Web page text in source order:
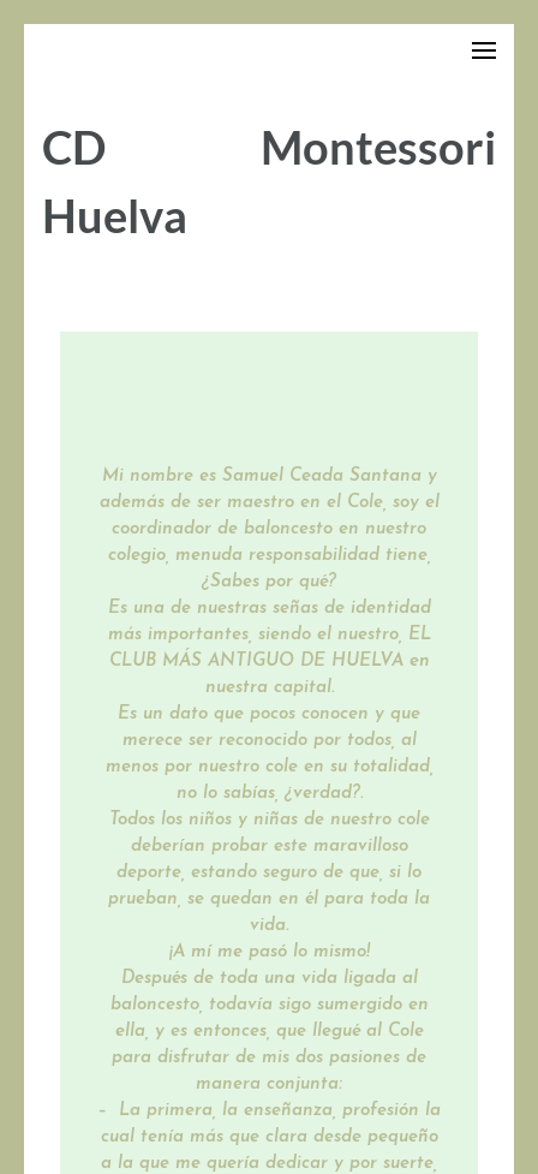
tecla
Intro)
CD Montessori
Huelva
Mi nombre es Samuel Ceada Santana y
además de ser maestro en el Cole, soy el
coordinador de baloncesto en nuestro
colegio, menuda responsabilidad tiene,
¿Sabes por qué?
Es una de nuestras señas de identidad
más importantes, siendo el nuestro, EL
CLUB MÁS ANTIGUO DE HUELVA en
nuestra capital.
Es un dato que pocos conocen y que
merece ser reconocido por todos, al
menos por nuestro cole en su totalidad,
no lo sabías, ¿verdad?.
Todos los niños y niñas de nuestro cole
deberían probar este maravilloso
deporte, estando seguro de que, si lo
prueban, se quedan en él para toda la
vida.
¡A mí me pasó lo mismo!
Después de toda una vida ligada al
baloncesto, todavía sigo sumergido en
ella, y es entonces, que llegué al Cole
para disfrutar de mis dos pasiones de
manera conjunta:
– La primera, la enseñanza, profesión la
cual tenía más que clara desde pequeño
a la que me quería dedicar y por suerte,